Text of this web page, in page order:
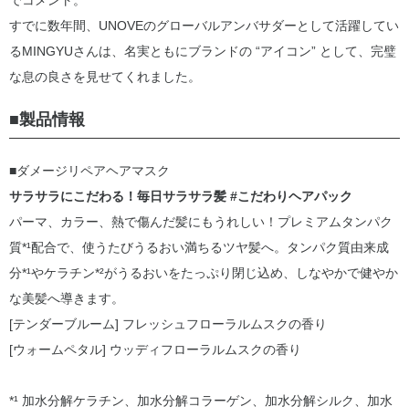
すでに数年間、UNOVEのグローバルアンバサダーとして活躍してい
るMINGYUさんは、名実ともにブランドの “アイコン” として、完璧
な息の良さを見せてくれました。
■製品情報
■ダメージリペアヘアマスク
サラサラにこだわる！毎日サラサラ髪 #こだわりヘアパック
パーマ、カラー、熱で傷んだ髪にもうれしい！プレミアムタンパク
質*¹配合で、使うたびうるおい満ちるツヤ髪へ。タンパク質由来成
分*¹やケラチン*²がうるおいをたっぷり閉じ込め、しなやかで健やか
な美髪へ導きます。
[テンダーブルーム] フレッシュフローラルムスクの香り
[ウォームペタル] ウッディフローラルムスクの香り
*¹ 加水分解ケラチン、加水分解コラーゲン、加水分解シルク、加水